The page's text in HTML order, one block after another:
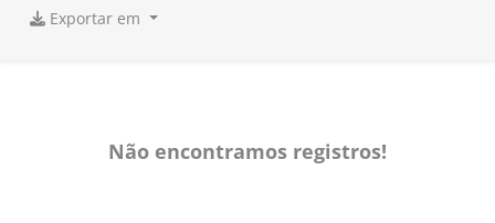
Exportar em
Não encontramos registros!